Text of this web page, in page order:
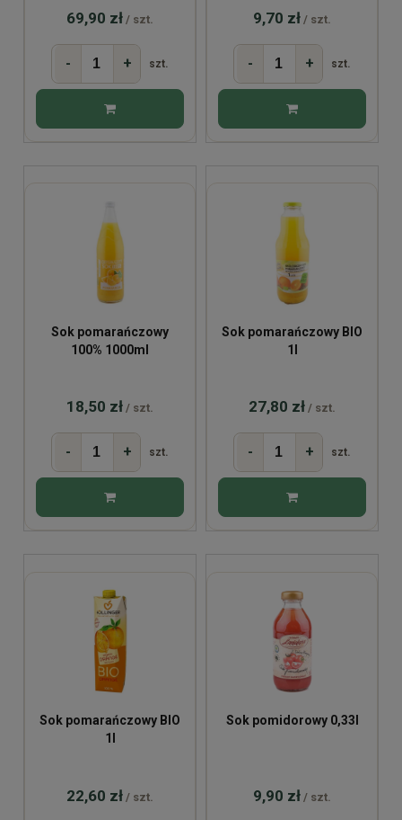
69,90 zł / szt.
- + szt.
9,70 zł / szt.
- + szt.
Sok pomarańczowy
100% 1000ml
18,50 zł / szt.
- + szt.
Sok pomarańczowy BIO
1l
27,80 zł / szt.
- + szt.
Sok pomarańczowy BIO
1l
22,60 zł / szt.
Sok pomidorowy 0,33l
9,90 zł / szt.